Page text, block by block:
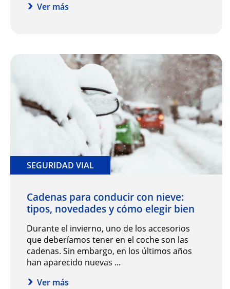
Ver más
SEGURIDAD VIAL
Cadenas para conducir con nieve:
tipos, novedades y cómo elegir bien
Durante el invierno, uno de los accesorios
que deberíamos tener en el coche son las
cadenas. Sin embargo, en los últimos años
han aparecido nuevas ...
Ver más